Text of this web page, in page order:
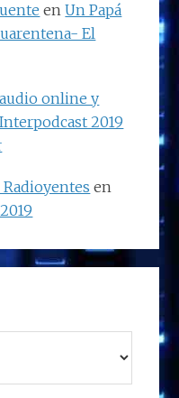
enUn Papá
El
online y
2019
en